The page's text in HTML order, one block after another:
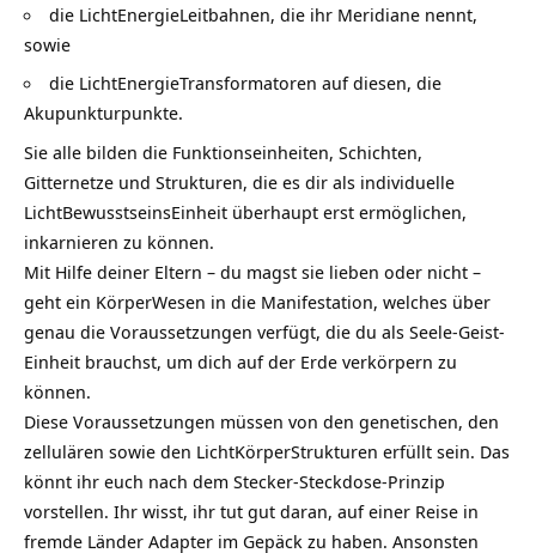
die LichtEnergieLeitbahnen, die ihr Meridiane nennt,
sowie
die LichtEnergieTransformatoren auf diesen, die
Akupunkturpunkte.
Sie alle bilden die Funktionseinheiten, Schichten,
Gitternetze und Strukturen, die es dir als individuelle
LichtBewusstseinsEinheit überhaupt erst ermöglichen,
inkarnieren zu können.
Mit Hilfe deiner Eltern – du magst sie lieben oder nicht –
geht ein KörperWesen in die Manifestation, welches über
genau die Voraussetzungen verfügt, die du als Seele-Geist-
Einheit brauchst, um dich auf der Erde verkörpern zu
können.
Diese Voraussetzungen müssen von den genetischen, den
zellulären sowie den LichtKörperStrukturen erfüllt sein. Das
könnt ihr euch nach dem Stecker-Steckdose-Prinzip
vorstellen. Ihr wisst, ihr tut gut daran, auf einer Reise in
fremde Länder Adapter im Gepäck zu haben. Ansonsten